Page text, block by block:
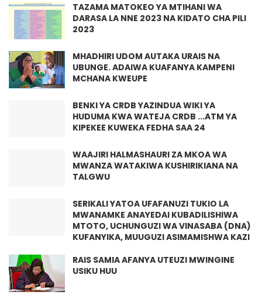
TAZAMA MATOKEO YA MTIHANI WA
DARASA LA NNE 2023 NA KIDATO CHA PILI
2023
MHADHIRI UDOM AUTAKA URAIS NA
UBUNGE. ADAIWA KUAFANYA KAMPENI
MCHANA KWEUPE
BENKI YA CRDB YAZINDUA WIKI YA
HUDUMA KWA WATEJA CRDB ...ATM YA
KIPEKEE KUWEKA FEDHA SAA 24
WAAJIRI HALMASHAURI ZA MKOA WA
MWANZA WATAKIWA KUSHIRIKIANA NA
TALGWU
SERIKALI YATOA UFAFANUZI TUKIO LA
MWANAMKE ANAYEDAI KUBADILISHIWA
MTOTO, UCHUNGUZI WA VINASABA (DNA)
KUFANYIKA, MUUGUZI ASIMAMISHWA KAZI
RAIS SAMIA AFANYA UTEUZI MWINGINE
USIKU HUU